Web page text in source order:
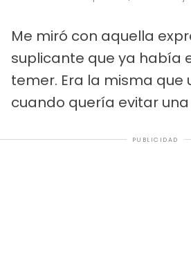
Me miró con aquella
suplicante que ya había
temer. Era la misma que
cuando quería evitar
PUBLICIDAD